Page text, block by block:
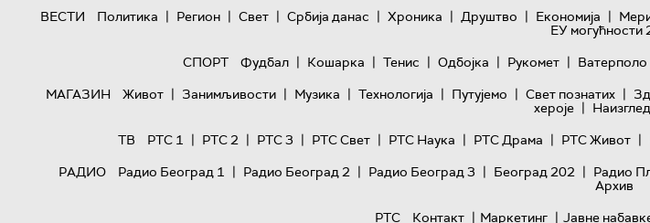
ВЕСТИ Политика | Регион | Свет | Србија данас | Хроника | Друштво | Економија |
ЕУ могућности
СПОРТ
Фудбал | Кошарка | Тенис | Одбојка | Рукомет | Ватерполо
МАГАЗИН
Живот | Занимљивости | Музика | Технологијa | Путујемо | Свет познатих |
хероје |
ТВ
РТС 1 | РТС 2 | РТС 3 | РТС Свет | РТС Наука | РТС Драма | РТС Живот |
РАДИО
Радио Београд 1 | Радио Београд 2 | Радио Београд 3 | Београд 202 | Радио
Архив
РТС
Контакт | Маркетинг | Јавне